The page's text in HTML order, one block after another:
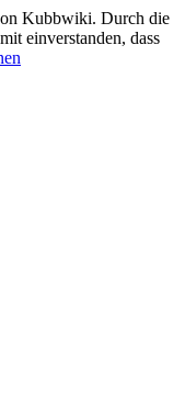
Kubbwiki. Durch die
einverstanden, dass